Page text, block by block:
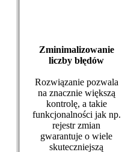
Zminimalizowanie
liczby błędów
Rozwiązanie pozwala
na znacznie większą
kontrolę, a takie
funkcjonalności jak np.
rejestr zmian
gwarantuje o wiele
skuteczniejszą